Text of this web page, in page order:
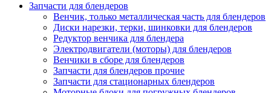
Запчасти для блендеров
Венчик, только металлическая часть для блендеров
Диски нарезки, терки, шинковки для блендеров
Редуктор венчика для блендера
Электродвигатели (моторы) для блендеров
Венчики в сборе для блендеров
Запчасти для блендеров прочие
Запчасти для стационарных блендеров